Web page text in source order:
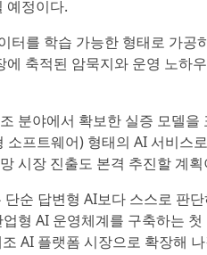
예정이다.
터를 학습 가능한 형태로 가
축적된 암묵지와 운영 노하
분야에서 확보한 실증 모델
프트웨어) 형태의 AI 서비스
시장 진출도 본격 추진할 계획
순 답변형 AI보다 스스로 판
형 AI 운영체계를 구축하는
AI 플랫폼 시장으로 확장해